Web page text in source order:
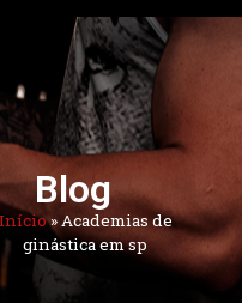
Blog
Início»Academias de
ginástica em sp